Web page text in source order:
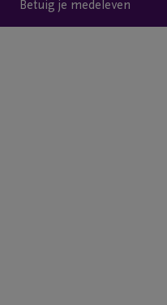
Betuig je medeleven